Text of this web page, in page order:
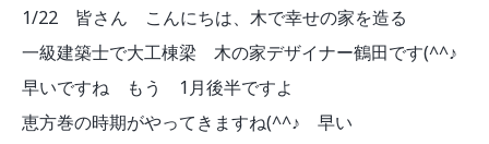
1/22 皆さん こんにちは、木で幸せの家を造る
一級建築士で大工棟梁 木の家デザイナー鶴田です(^^♪
早いですね もう 1月後半ですよ
恵方巻の時期がやってきますね(^^♪ 早い